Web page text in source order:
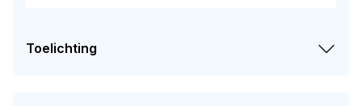
Toelichting